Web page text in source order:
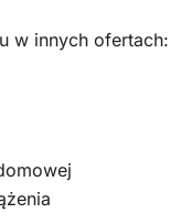
w innych